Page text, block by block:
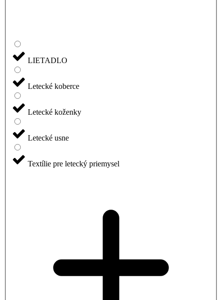
LIETADLO
Letecké koberce
Letecké koženky
Letecké usne
Textílie pre letecký priemysel